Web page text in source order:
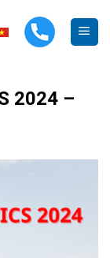
2024 –